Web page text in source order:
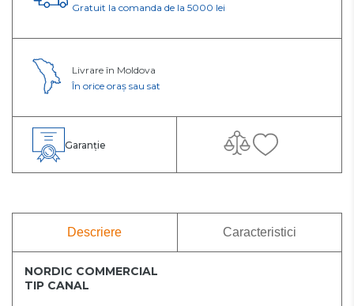
Gratuit la comanda de la 5000 lei
Livrare în Moldova
În orice oraș sau sat
Garanție
Descriere Caracteristici
NORDIC COMMERCIAL
TIP CANAL